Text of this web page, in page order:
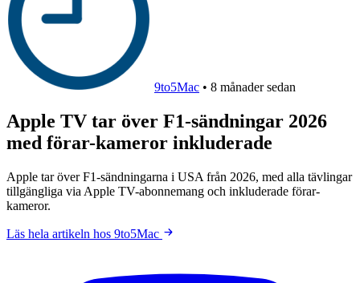
9to5Mac • 8 månader sedan
Apple TV tar över F1-sändningar 2026
med förar-kameror inkluderade
Apple tar över F1-sändningarna i USA från 2026, med alla tävlingar
tillgängliga via Apple TV-abonnemang och inkluderade förar-
kameror.
Läs hela artikeln hos 9to5Mac